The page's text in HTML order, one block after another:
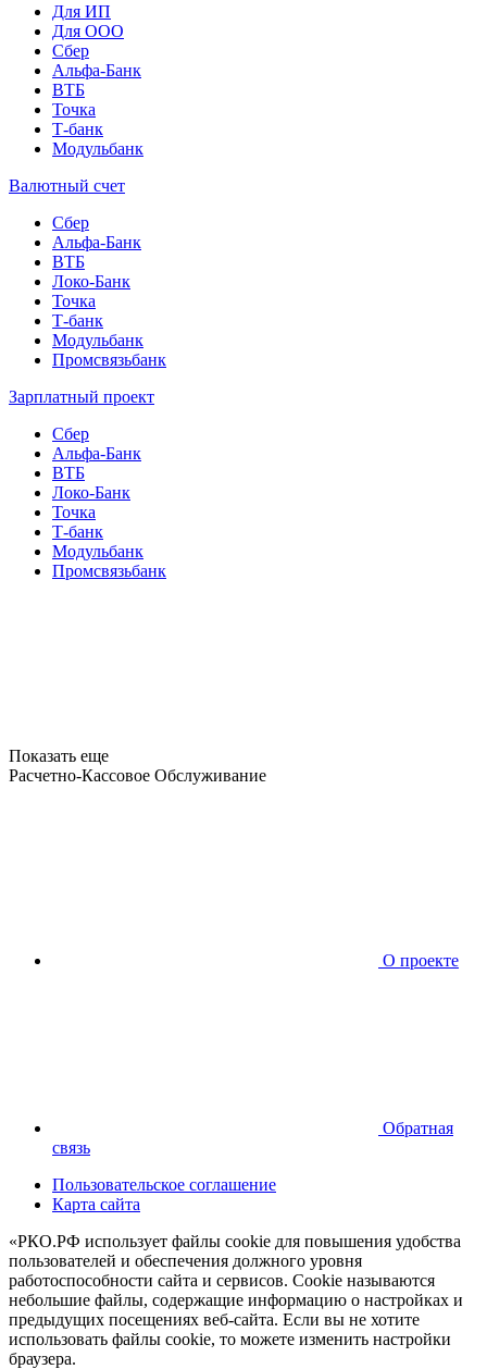
Для ИП
Для ООО
Сбер
Альфа-Банк
ВТБ
Точка
Т-банк
Модульбанк
Валютный счет
Сбер
Альфа-Банк
ВТБ
Локо-Банк
Точка
Т-банк
Модульбанк
Промсвязьбанк
Зарплатный проект
Сбер
Альфа-Банк
ВТБ
Локо-Банк
Точка
Т-банк
Модульбанк
Промсвязьбанк
Показать еще
Расчетно-Кассовое Обслуживание
О проекте
Обратная
связь
Пользовательское соглашение
Карта сайта
«РКО.РФ использует файлы cookie для повышения удобства
пользователей и обеспечения должного уровня
работоспособности сайта и сервисов. Cookie называются
небольшие файлы, содержащие информацию о настройках и
предыдущих посещениях веб-сайта. Если вы не хотите
использовать файлы cookie, то можете изменить настройки
браузера.